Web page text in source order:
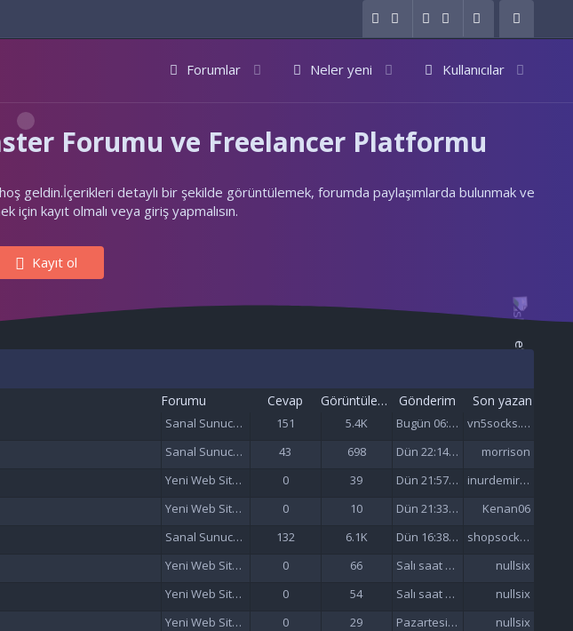
Forumlar Neler yeni Kullanıcılar
Forumu ve Freelancer Platformu
geldin.İçerikleri detaylı bir şekilde görüntülemek, forumda paylaşımlarda bulunmak ve
için kayıt olmalı veya giriş yapmalısın.
Kayıt ol
Forumu Cevap Görüntüleme Gönderim Son yazan
Sanal Sunucu (VDS/VPS) 151 5.4K Bugün 06:57 vn5socks.net
Sanal Sunucu (VDS/VPS) 43 698 Dün 22:14 da morrison
Yeni Web Siteleri - Site Tanıtımı 0 39 Dün 21:57 da inurdemirelseo
Yeni Web Siteleri - Site Tanıtımı 0 10 Dün 21:33 da Kenan06
Sanal Sunucu (VDS/VPS) 132 6.1K Dün 16:38 da shopsocks5
Yeni Web Siteleri - Site Tanıtımı 0 66 Salı saat 15:47'de nullsix
Yeni Web Siteleri - Site Tanıtımı 0 54 Salı saat 02:13'de nullsix
Yeni Web Siteleri - Site Tanıtımı 0 29 Pazartesi saat 22:01'de nullsix